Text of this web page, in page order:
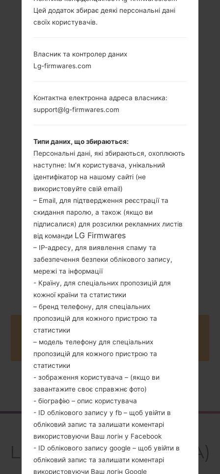
співвідношення
екрану до тіла)
щільність пікселів
181 грам (6.38
унції)
Не зємний Li-Po
Android 12 Snow
Cone
Лютий, 2019
Buy accessories on Amazon
Головна →Серія →LG G8S ThinQ
Огляд
LGG810EA(LMG810EA)
akaLG G8S ThinQ
Цей додаток збирає деякі персональні дані
своїх користувачів.
Власник та контролер даних
Lg-firmwares.com
Контактна електронна адреса власника:
support@lg-firmwares.com
Типи даних, що збираються:
Персональні дані, які збираються, охоплюють
наступне: Ім’я користувача, унікальний
ідентифікатор на нашому сайті (не
використовуйте свій email)
– Email, для підтвердження реєстрації та
скидання паролю, а також (якщо ви
підписалися) для розсилки рекламних листів
від команди LG Firmwares
– IP-адресу, для виявлення спаму та
забезпечення безпеки облікового запису,
мережі та інформації
- Країну, для спеціальних пропозицій для
кожної країни та статистики
– бренд телефону, для спеціальних
пропозицій для кожного пристрою та
статистики
– модель телефону для спеціальних
пропозицій для кожного пристрою та
статистики
- зображення користувача – (якщо ви
завантажите своє справжнє фото)
- біографію – опис користувача
- ID облікового запису у fb – щоб увійти в
обліковий запис та залишати коментарі
використовуючи Ваш логін у Facebook
- ID облікового запису google – щоб увійти в
обліковий запис та залишати коментарі
використовуючи Ваш логін Google